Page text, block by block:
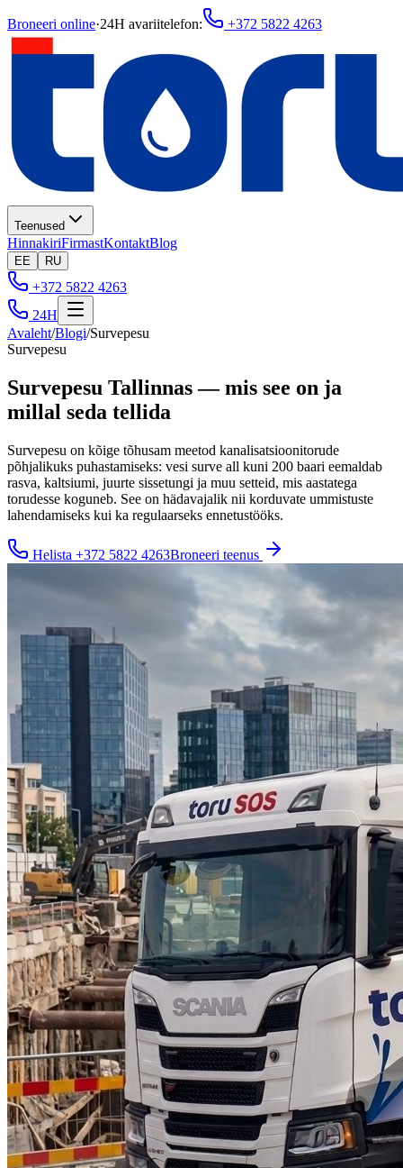
Broneeri online·24H avariitelefon: +372 5822 4263
Teenused
HinnakiriFirmastKontaktBlog
EE RU
+372 5822 4263
24H
Avaleht/Blogi/Survepesu
Survepesu
Survepesu Tallinnas — mis see on ja
millal seda tellida
Survepesu on kõige tõhusam meetod kanalisatsioonitorude
põhjalikuks puhastamiseks: vesi surve all kuni 200 baari eemaldab
rasva, kaltsiumi, juurte sissetungi ja muu setteid, mis aastatega
torudesse koguneb. See on hädavajalik nii korduvate ummistuste
lahendamiseks kui ka regulaarseks ennetustööks.
Helista +372 5822 4263Broneeri teenus